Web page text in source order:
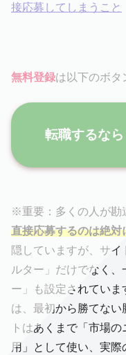
接応募してしまうこと
無料登録は以下のボタ
転職するな
※重要：多くの人が勘
直接応募するのは絶対
隠していますが、サ
ルター」だけでなく
ー」も設定されてい
は、最初から勝てない
トはあくまで「市場
用」として使い、実